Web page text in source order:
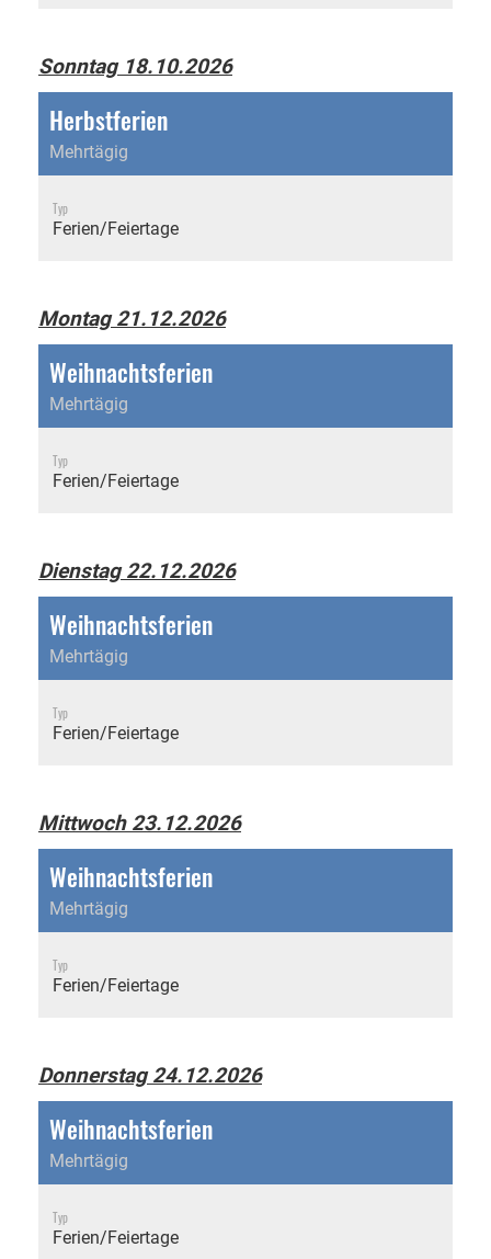
Sonntag 18.10.2026
Herbstferien
Mehrtägig
Typ
Ferien/Feiertage
Montag 21.12.2026
Weihnachtsferien
Mehrtägig
Typ
Ferien/Feiertage
Dienstag 22.12.2026
Weihnachtsferien
Mehrtägig
Typ
Ferien/Feiertage
Mittwoch 23.12.2026
Weihnachtsferien
Mehrtägig
Typ
Ferien/Feiertage
Donnerstag 24.12.2026
Weihnachtsferien
Mehrtägig
Typ
Ferien/Feiertage